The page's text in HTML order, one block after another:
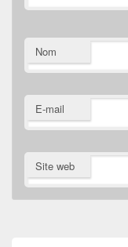
Nom
E-mail
Site web